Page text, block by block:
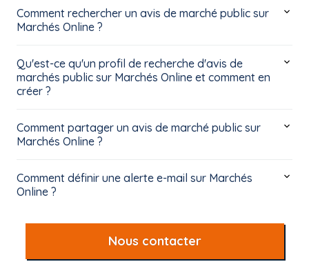
Comment rechercher un avis de marché public sur
Marchés Online ?
Qu'est-ce qu'un profil de recherche d'avis de
marchés public sur Marchés Online et comment en
créer ?
Comment partager un avis de marché public sur
Marchés Online ?
Comment définir une alerte e-mail sur Marchés
Online ?
Nous contacter